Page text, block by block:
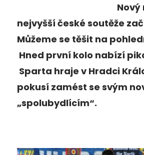
nejvyšší české soutěže
Můžeme se těšit na
Hned první kolo nabízí
Sparta hraje v Hradci
pokusí zamést se svým
„spolubydlícím“.